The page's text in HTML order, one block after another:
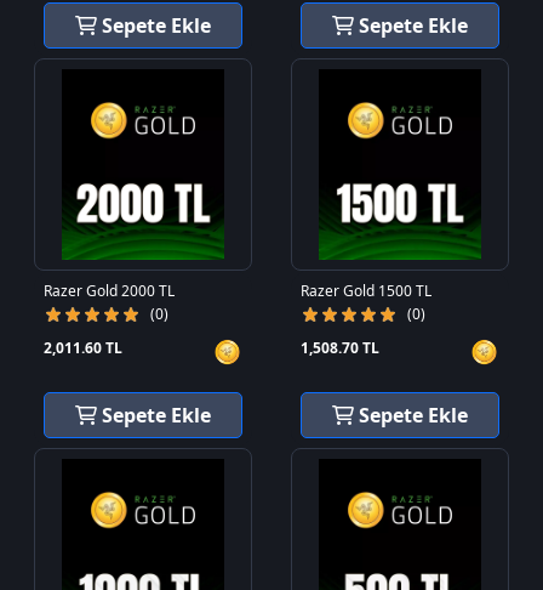
Sepete Ekle Sepete Ekle
Razer Gold 2000 TL
(0)
2,011.60 TL
Sepete Ekle
Razer Gold 1500 TL
(0)
1,508.70 TL
Sepete Ekle